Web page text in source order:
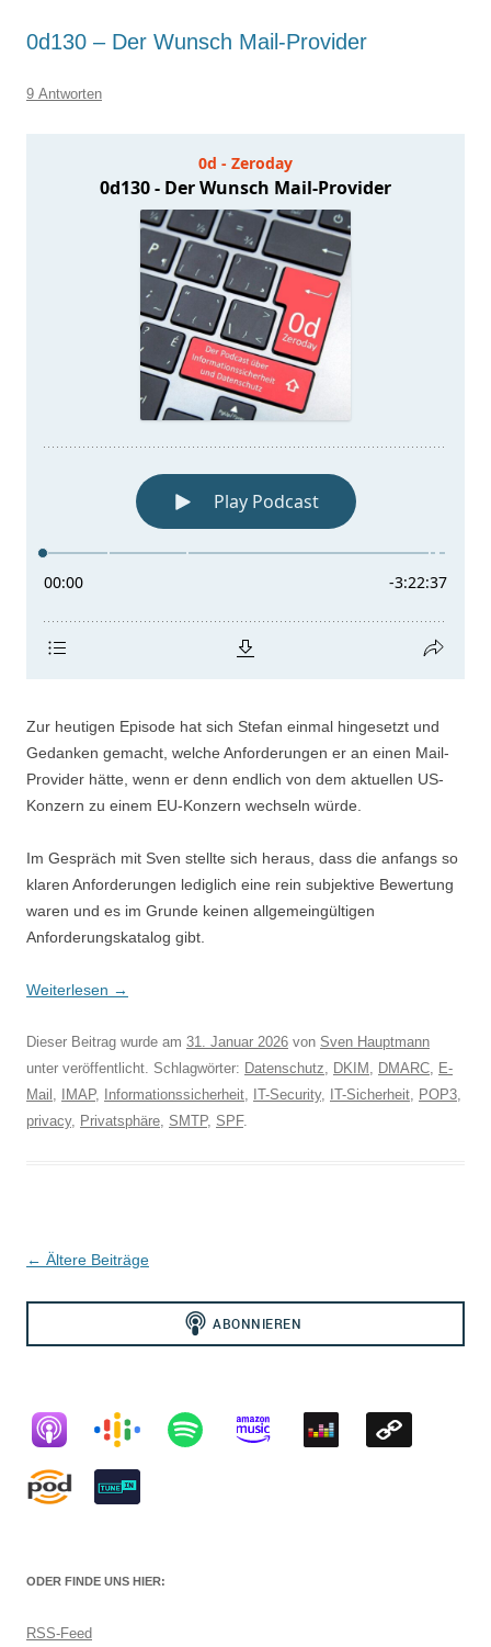
0d130 – Der Wunsch Mail-Provider
9 Antworten
Zur heutigen Episode hat sich Stefan einmal hingesetzt und
Gedanken gemacht, welche Anforderungen er an einen Mail-
Provider hätte, wenn er denn endlich von dem aktuellen US-
Konzern zu einem EU-Konzern wechseln würde.
Im Gespräch mit Sven stellte sich heraus, dass die anfangs so
klaren Anforderungen lediglich eine rein subjektive Bewertung
waren und es im Grunde keinen allgemeingültigen
Anforderungskatalog gibt.
Weiterlesen →
Dieser Beitrag wurde am 31. Januar 2026 von Sven Hauptmann
unter veröffentlicht. Schlagwörter: Datenschutz, DKIM , DMARC, E-
Mail , IMAP, Informationssicherheit, IT-Security, IT-Sicherheit, POP3,
privacy, Privatsphäre, SMTP, SPF.
Beitragsnavigation
← Ältere Beiträge
ODER FINDE UNS HIER:
RSS-Feed